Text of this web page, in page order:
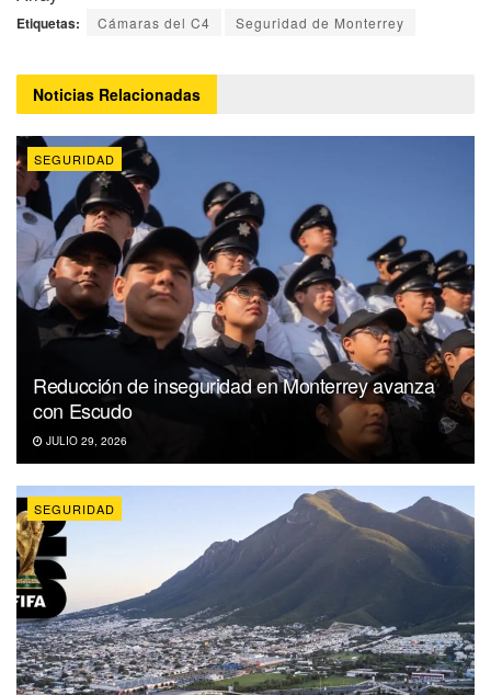
Etiquetas: Cámaras del C4 Seguridad de Monterrey
Noticias Relacionadas
SEGURIDAD
Reducción de inseguridad en Monterrey avanza
con Escudo
JULIO 29, 2026
SEGURIDAD